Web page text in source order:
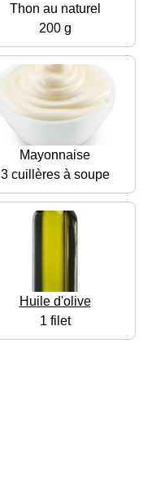
Thon au naturel
200 g
Mayonnaise
3 cuillères à soupe
Huile d'olive
1 filet